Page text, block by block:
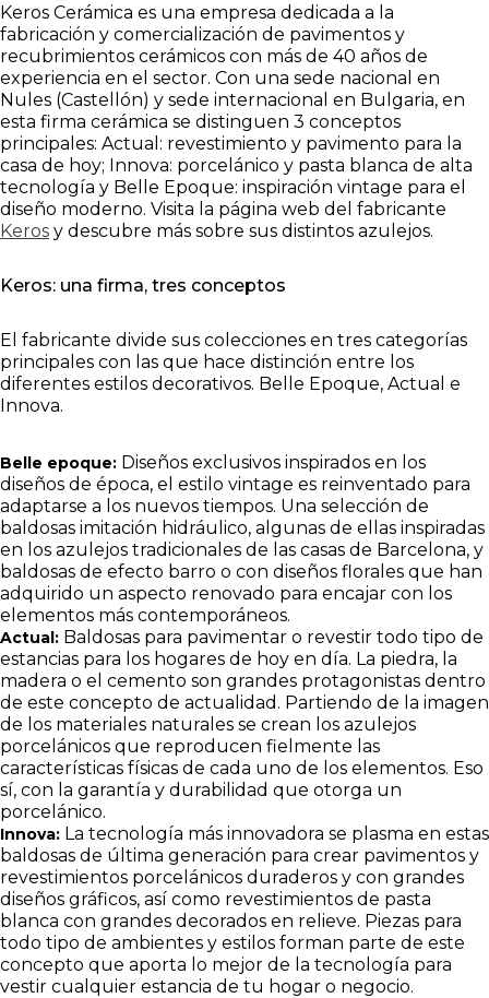
Keros Cerámica es una empresa dedicada a la
fabricación y comercialización de pavimentos y
recubrimientos cerámicos con más de 40 años de
experiencia en el sector. Con una sede nacional en
Nules (Castellón) y sede internacional en Bulgaria, en
esta firma cerámica se distinguen 3 conceptos
principales: Actual: revestimiento y pavimento para la
casa de hoy; Innova: porcelánico y pasta blanca de alta
tecnología y Belle Epoque: inspiración vintage para el
diseño moderno. Visita la página web del fabricante
Keros y descubre más sobre sus distintos azulejos.
Keros: una firma, tres conceptos
El fabricante divide sus colecciones en tres categorías
principales con las que hace distinción entre los
diferentes estilos decorativos. Belle Epoque, Actual e
Innova.
Belle epoque: Diseños exclusivos inspirados en los
diseños de época, el estilo vintage es reinventado para
adaptarse a los nuevos tiempos. Una selección de
baldosas imitación hidráulico, algunas de ellas inspiradas
en los azulejos tradicionales de las casas de Barcelona, y
baldosas de efecto barro o con diseños florales que han
adquirido un aspecto renovado para encajar con los
elementos más contemporáneos.
Actual: Baldosas para pavimentar o revestir todo tipo de
estancias para los hogares de hoy en día. La piedra, la
madera o el cemento son grandes protagonistas dentro
de este concepto de actualidad. Partiendo de la imagen
de los materiales naturales se crean los azulejos
porcelánicos que reproducen fielmente las
características físicas de cada uno de los elementos. Eso
sí, con la garantía y durabilidad que otorga un
porcelánico.
Innova: La tecnología más innovadora se plasma en estas
baldosas de última generación para crear pavimentos y
revestimientos porcelánicos duraderos y con grandes
diseños gráficos, así como revestimientos de pasta
blanca con grandes decorados en relieve. Piezas para
todo tipo de ambientes y estilos forman parte de este
concepto que aporta lo mejor de la tecnología para
vestir cualquier estancia de tu hogar o negocio.